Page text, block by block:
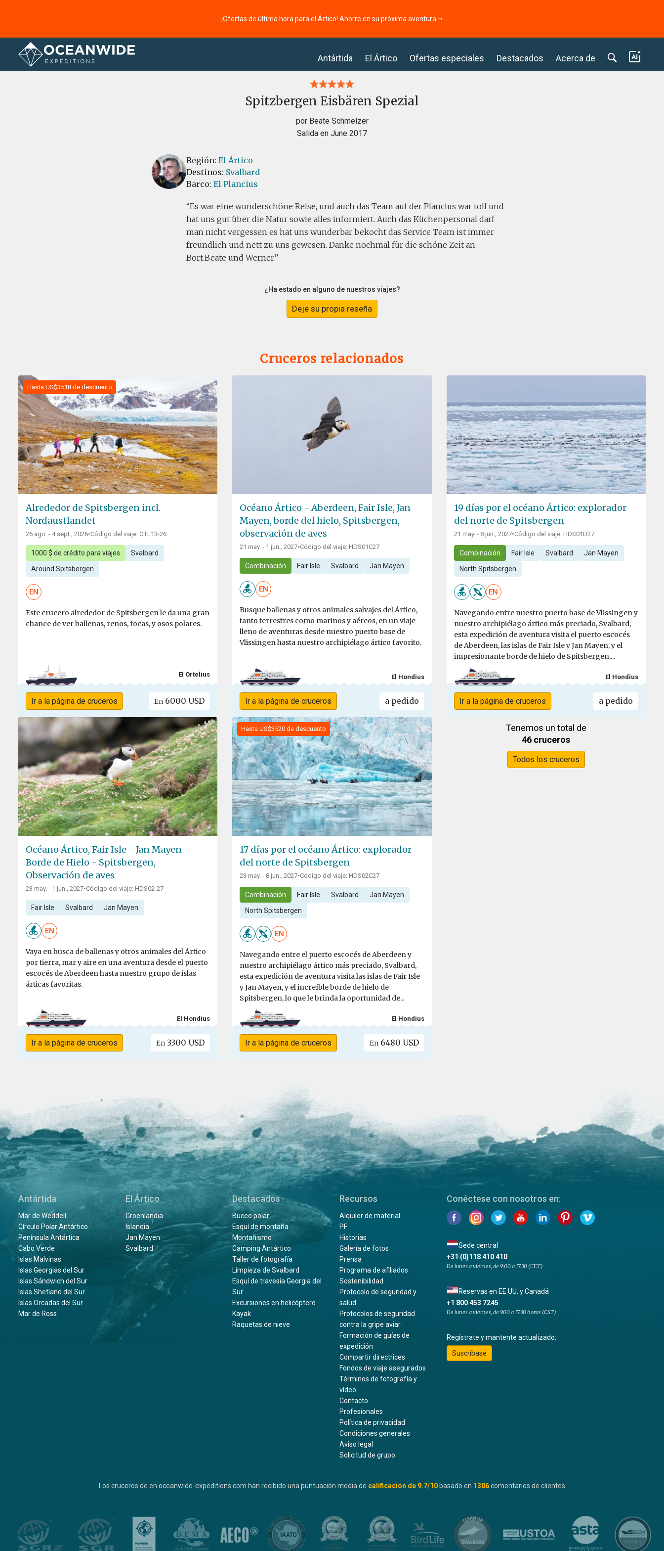
¡Ofertas de última hora para el Ártico! Ahorre en su próxima aventura ⭢
Antártida El Ártico Ofertas especiales Destacados Acerca de
Página principal Reseñas
Spitzbergen Eisbären Spezial
por Beate Schmelzer
Salida en June 2017
Región: El Ártico
Destinos: Svalbard
Barco: El Plancius
Es war eine wunderschöne Reise, und auch das Team auf der Plancius war toll und
hat uns gut über die Natur sowie alles informiert. Auch das Küchenpersonal darf
man nicht vergessen es hat uns wunderbar bekocht das Service Team ist immer
freundlich und nett zu uns gewesen. Danke nochmal für die schöne Zeit an
Bort.Beate und Werner
¿Ha estado en alguno de nuestros viajes?
Deje su propia reseña
Cruceros relacionados
Hasta US$3518 de descuento
Alrededor de Spitsbergen incl.
Nordaustlandet
26 ago. - 4 sept., 2026•Código del viaje: OTL13-26
1000 $ de crédito para viajes Svalbard
Around Spitsbergen
EN
Este crucero alrededor de Spitsbergen le da una gran
chance de ver ballenas, renos, focas, y osos polares.
El Ortelius
Ir a la página de cruceros En 6000 USD
Océano Ártico - Aberdeen, Fair Isle, Jan
Mayen, borde del hielo, Spitsbergen,
observación de aves
21 may. - 1 jun., 2027•Código del viaje: HDS01C27
Combinación Fair Isle Svalbard Jan Mayen
EN
Busque ballenas y otros animales salvajes del Ártico,
tanto terrestres como marinos y aéreos, en un viaje
lleno de aventuras desde nuestro puerto base de
Vlissingen hasta nuestro archipiélago ártico favorito.
El Hondius
Ir a la página de cruceros a pedido
19 días por el océano Ártico: explorador
del norte de Spitsbergen
21 may. - 8 jun., 2027•Código del viaje: HDS01D27
Combinación Fair Isle Svalbard Jan Mayen
North Spitsbergen
EN
Navegando entre nuestro puerto base de Vlissingen y
nuestro archipiélago ártico más preciado, Svalbard,
esta expedición de aventura visita el puerto escocés
de Aberdeen, las islas de Fair Isle y Jan Mayen, y el
impresionante borde de hielo de Spitsbergen,...
El Hondius
Ir a la página de cruceros a pedido
Océano Ártico, Fair Isle - Jan Mayen -
Borde de Hielo - Spitsbergen,
Observación de aves
23 may. - 1 jun., 2027•Código del viaje: HDS02-27
Fair Isle Svalbard Jan Mayen
EN
Vaya en busca de ballenas y otros animales del Ártico
por tierra, mar y aire en una aventura desde el puerto
escocés de Aberdeen hasta nuestro grupo de islas
árticas favoritas.
El Hondius
Ir a la página de cruceros En 3300 USD
Hasta US$3520 de descuento
17 días por el océano Ártico: explorador
del norte de Spitsbergen
23 may. - 8 jun., 2027•Código del viaje: HDS02C27
Combinación Fair Isle Svalbard Jan Mayen
North Spitsbergen
EN
Navegando entre el puerto escocés de Aberdeen y
nuestro archipiélago ártico más preciado, Svalbard,
esta expedición de aventura visita las islas de Fair Isle
y Jan Mayen, y el increíble borde de hielo de
Spitsbergen, lo que le brinda la oportunidad de...
El Hondius
Ir a la página de cruceros En6480 USD
Tenemos un total de
46 cruceros
Todos los cruceros
Antártida
Mar de Weddell
Círculo Polar Antártico
Península Antártica
Cabo Verde
Islas Malvinas
Islas Georgias del Sur
Islas Sándwich del Sur
Islas Shetland del Sur
Islas Orcadas del Sur
Mar de Ross
El Ártico
Groenlandia
Islandia
Jan Mayen
Svalbard
Destacados
Buceo polar
Esquí de montaña
Montañismo
Camping Antártico
Taller de fotografía
Limpieza de Svalbard
Esquí de travesía Georgia del
Sur
Excursiones en helicóptero
Kayak
Raquetas de nieve
Recursos
Alquiler de material
PF
Historias
Galería de fotos
Prensa
Programa de afiliados
Sostenibilidad
Protocolo de seguridad y
salud
Protocolos de seguridad
contra la gripe aviar
Formación de guías de
expedición
Compartir directrices
Fondos de viaje asegurados
Términos de fotografía y
vídeo
Contacto
Profesionales
Política de privacidad
Condiciones generales
Aviso legal
Solicitud de grupo
Conéctese con nosotros en:
Sede central
+31 (0)118 410 410
De lunes a viernes, de 9:00 a 17:30 (CET)
Reservas en EE.UU. y Canadá
+1 800 453 7245
De lunes a viernes, de 9.00 a 17.30 horas (CST)
Regístrate y mantente actualizado:
Suscríbase
Los cruceros de en oceanwide-expeditions.com han recibido una puntuación media de calificación de 9.7/10 basado en 1306comentarios de clientes